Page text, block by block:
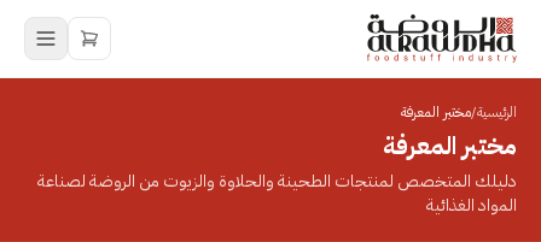
الرئيسية/مختبر المعرفة
مختبر المعرفة
دليلك المتخصص لمنتجات الطحينة والحلاوة والزيوت من الروضة لصناعة
المواد الغذائية